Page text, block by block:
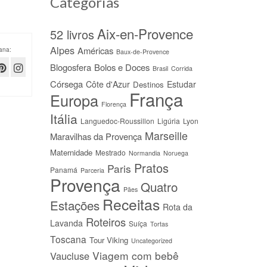
52 livros Aix-en-Provence
Alpes Américas Baux-de-Provence
Blogosfera Bolos e Doces Brasil Corrida
Córsega Côte d'Azur Destinos Estudar
Europa Florença França
Itália Languedoc-Roussillon Ligúria Lyon
Maravilhas da Provença Marseille
Maternidade Mestrado Normandia Noruega
Panamá Parceria Paris Pratos
Provença Pães Quatro
Estações Receitas Rota da
Lavanda Roteiros Suíça Tortas
Toscana Tour Viking Uncategorized
Vaucluse Viagem com bebê